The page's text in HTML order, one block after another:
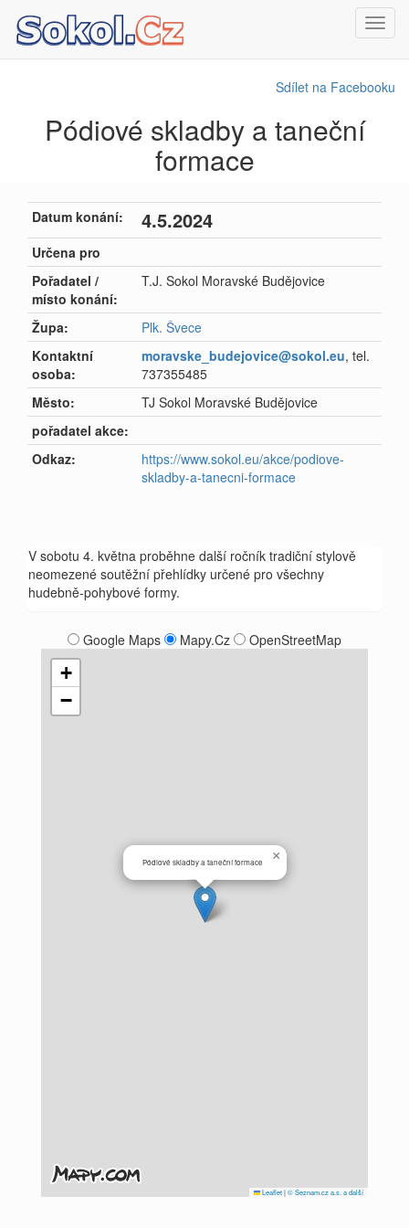
Sdílet na Facebooku
Pódiové skladby a taneční
formace
Datum konání: 4.5.2024
Určena pro
Pořadatel /
místo konání:
T.J. Sokol Moravské Budějovice
Župa:
Plk. Švece
Kontaktní
osoba:
moravske_budejovice@sokol.eu, tel.
737355485
Město:
TJ Sokol Moravské Budějovice
pořadatel akce:
Odkaz:
https://www.sokol.eu/akce/podiove-
skladby-a-tanecni-formace
V sobotu 4. května proběhne další ročník tradiční stylově
neomezené soutěžní přehlídky určené pro všechny
hudebně-pohybové formy.
Google Maps Mapy.Cz OpenStreetMap
Pódiové skladby a taneční formace ×
+
−
Leaflet|© Seznam.cz a.s. a další